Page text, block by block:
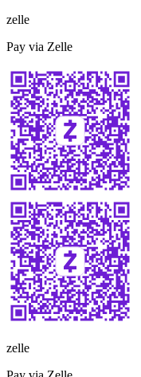
zelle
Pay via Zelle
zelle